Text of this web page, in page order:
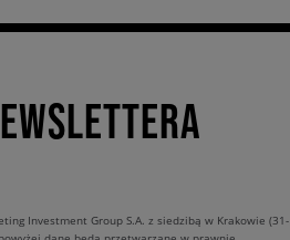
Investment Group S.A. z siedzibą w Krakowie (31-